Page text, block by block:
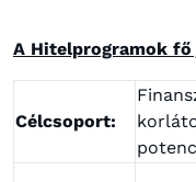
A Hitelprogramok
Célcsoport: